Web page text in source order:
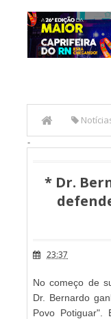
defender à saúde
-
* Dr.
23:37
No começo de
Dr. Bernardo
Povo Potiguar".